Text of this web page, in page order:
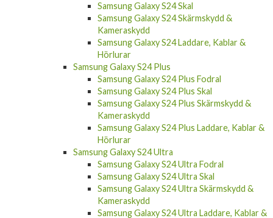
Samsung Galaxy S24 Skal
Samsung Galaxy S24 Skärmskydd &
Kameraskydd
Samsung Galaxy S24 Laddare, Kablar &
Hörlurar
Samsung Galaxy S24 Plus
Samsung Galaxy S24 Plus Fodral
Samsung Galaxy S24 Plus Skal
Samsung Galaxy S24 Plus Skärmskydd &
Kameraskydd
Samsung Galaxy S24 Plus Laddare, Kablar &
Hörlurar
Samsung Galaxy S24 Ultra
Samsung Galaxy S24 Ultra Fodral
Samsung Galaxy S24 Ultra Skal
Samsung Galaxy S24 Ultra Skärmskydd &
Kameraskydd
Samsung Galaxy S24 Ultra Laddare, Kablar &